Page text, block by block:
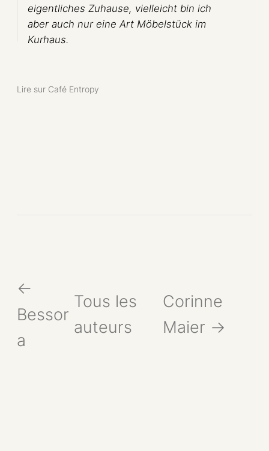
eigentliches Zuhause, vielleicht bin ich
aber auch nur eine Art Möbelstück im
Kurhaus.
Lire sur Café Entropy
←
Bessor
a
Tous les
auteurs
Corinne
Maier →